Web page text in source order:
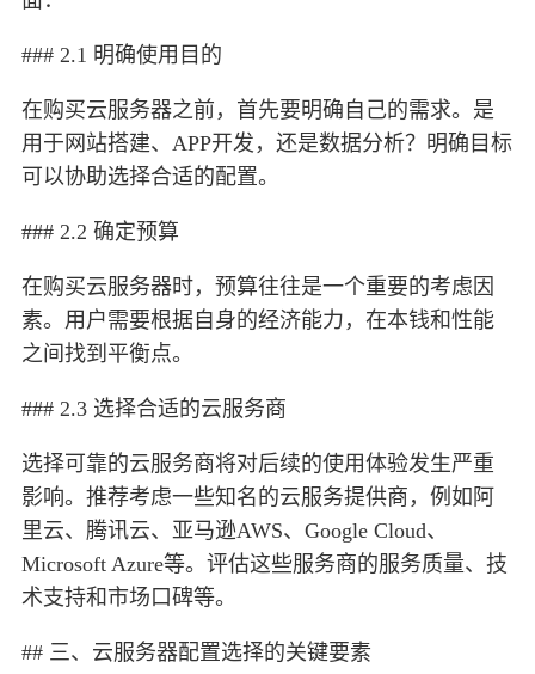
### 2.1 明确使用目的
在购买云服务器之前，首先要明确自己的需求。是
用于网站搭建、APP开发，还是数据分析？明确目标
可以协助选择合适的配置。
### 2.2 确定预算
在购买云服务器时，预算往往是一个重要的考虑因
素。用户需要根据自身的经济能力，在本钱和性能
之间找到平衡点。
### 2.3 选择合适的云服务商
选择可靠的云服务商将对后续的使用体验发生严重
影响。推荐考虑一些知名的云服务提供商，例如阿
里云、腾讯云、亚马逊AWS、Google Cloud、
Microsoft Azure等。评估这些服务商的服务质量、技
术支持和市场口碑等。
## 三、云服务器配置选择的关键要素